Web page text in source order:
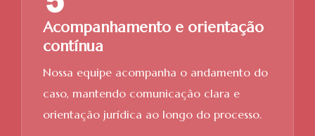
Acompanhamento e orientação
contínua
Nossa equipe acompanha o andamento do
caso, mantendo comunicação clara e
orientação jurídica ao longo do processo.